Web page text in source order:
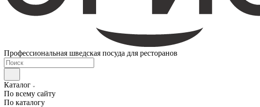
Профессиональная шведская посуда для ресторанов
Каталог
По всему сайту
По каталогу